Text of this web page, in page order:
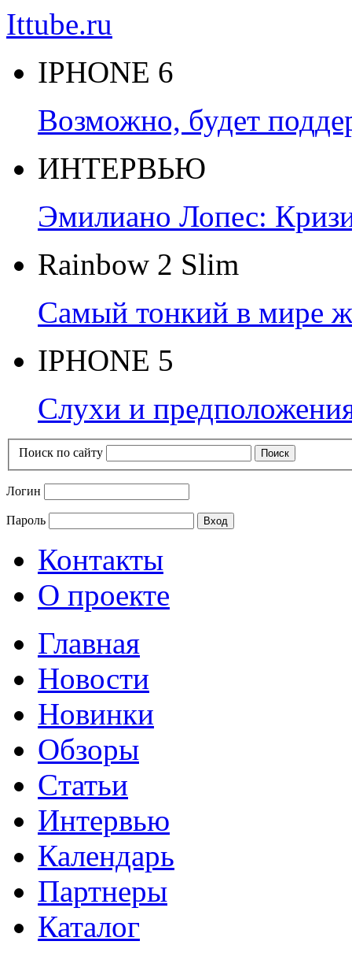
Ittube.ru
IPHONE 6
Возможно, будет
ИНТЕРВЬЮ
Эмилиано Лопес:
Rainbow 2 Slim
Самый тонкий в мире
IPHONE 5
Слухи и
Поиск по сайту
Логин
Пароль
Контакты
О проекте
Главная
Новости
Новинки
Обзоры
Cтатьи
Интервью
Календарь
Партнеры
Каталог